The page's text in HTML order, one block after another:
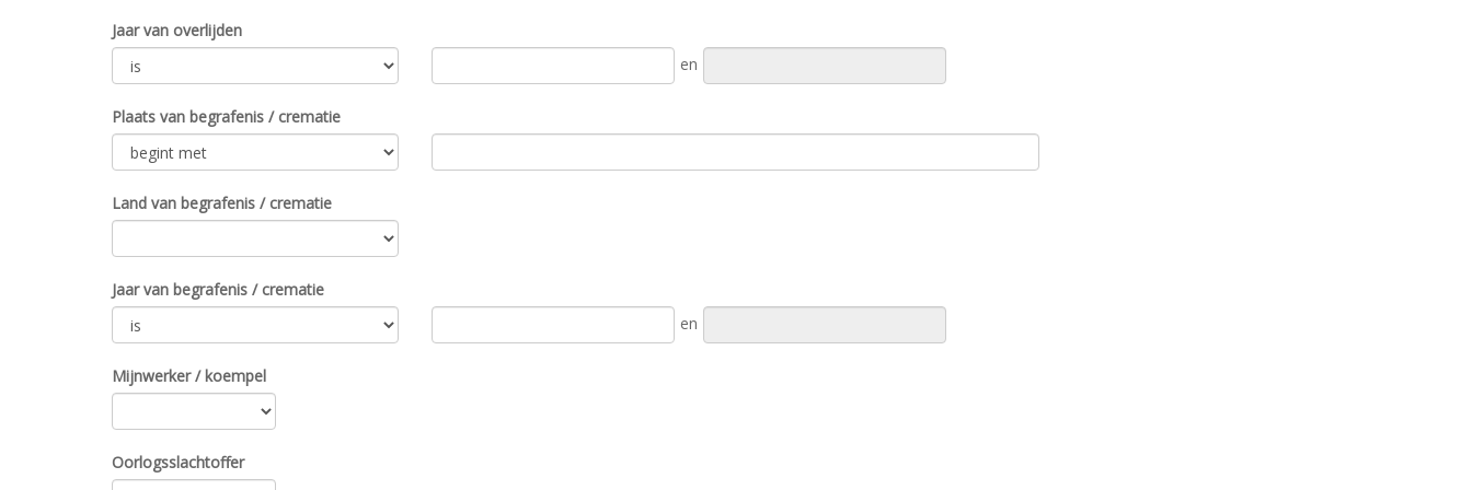
Jaar van overlijden
en
Plaats van begrafenis / crematie
Land van begrafenis / crematie
Jaar van begrafenis / crematie
en
Mijnwerker / koempel
Oorlogsslachtoffer